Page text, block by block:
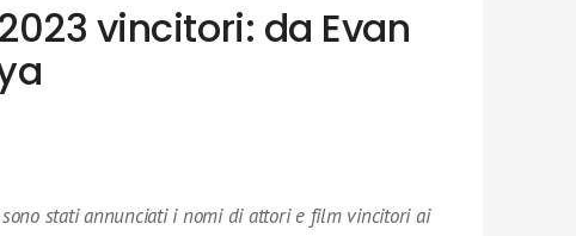
vincitori: da Evan
stati annunciati i nomi di attori e film vincitori ai